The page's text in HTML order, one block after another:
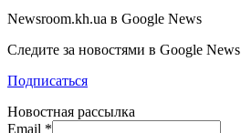
Newsroom.kh.ua в Google News
Следите за новостями в Google News
Подписаться
Новостная рассылка
Email *